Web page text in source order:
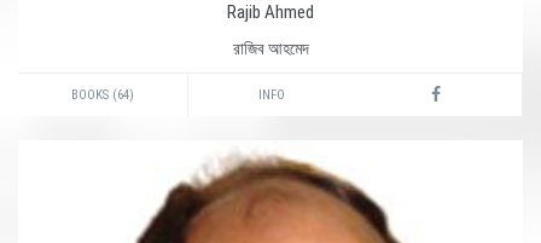
Rajib Ahmed
রাজিব আহমেদ
BOOKS (64) INFO